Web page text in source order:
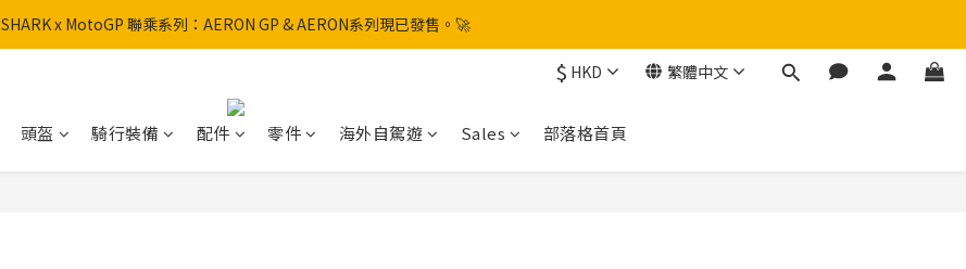
SHARK x MotoGP 聯乘系列：AERON GP & AERON系列現已發售。🚀
SHARK x MotoGP 聯乘系列：AERON GP & AERON系列現已發售。🚀
香港訂單滿HK$600免運費
$ HKD 繁體中文
頭盔 騎行裝備 配件 零件 海外自駕遊 Sales 部落格首頁